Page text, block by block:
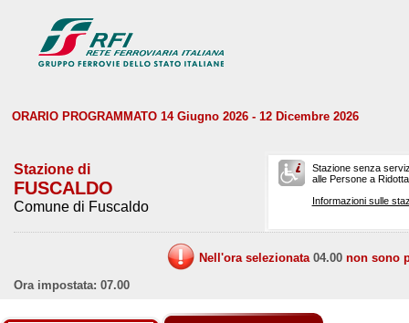
ORARIO PROGRAMMATO 14 Giugno 2026 - 12 Dicembre 2026
Stazione di
FUSCALDO
Comune di Fuscaldo
Stazione senza
alle Persone a
Informazioni sulle
Nell'ora selezionata 04.00 non sono
Ora impostata: 07.00